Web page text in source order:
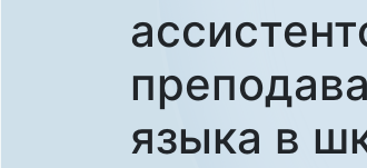
языка в